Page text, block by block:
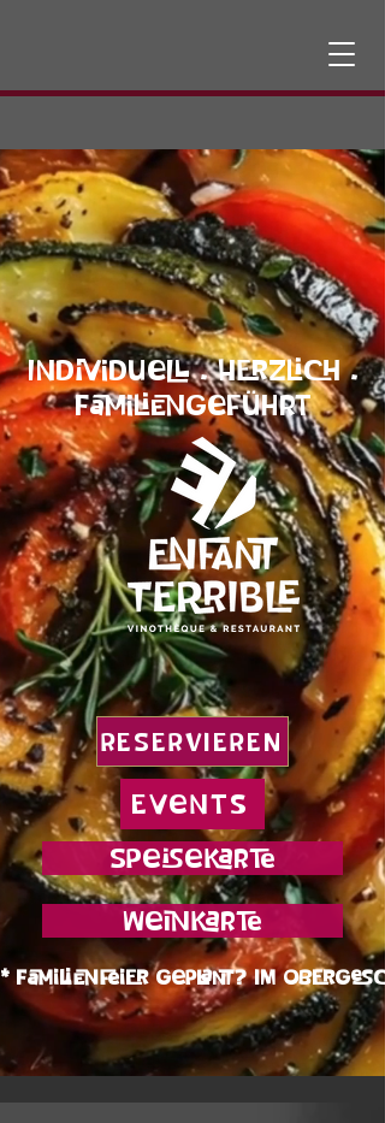
Individuell . Herzlich .
Familiengeführt
RESERVIEREN
Events
Speisekarte
Weinkarte
* Familienfeier geplant? Im